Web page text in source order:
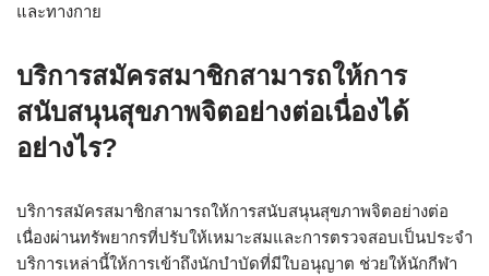
และทางกาย
บริการสมัครสมาชิกสามารถให้การ
สนับสนุนสุขภาพจิตอย่างต่อเนื่องได้
อย่างไร?
บริการสมัครสมาชิกสามารถให้การสนับสนุนสุขภาพจิตอย่างต่อ
เนื่องผ่านทรัพยากรที่ปรับให้เหมาะสมและการตรวจสอบเป็นประจำ
บริการเหล่านี้ให้การเข้าถึงนักบำบัดที่มีใบอนุญาต ช่วยให้นักกีฬา